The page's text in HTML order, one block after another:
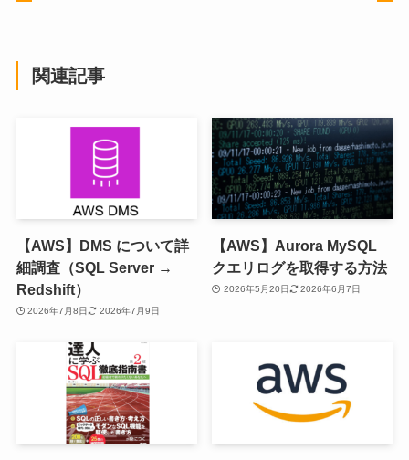
関連記事
【AWS】DMS について詳
細調査（SQL Server →
Redshift）
2026年7月8日 2026年7月9日
【AWS】Aurora MySQL
クエリログを取得する方法
2026年5月20日 2026年6月7日